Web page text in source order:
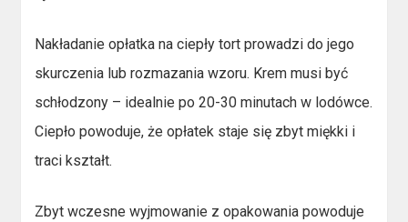
Nakładanie opłatka na ciepły tort prowadzi do jego
skurczenia lub rozmazania wzoru. Krem musi być
schłodzony – idealnie po 20-30 minutach w lodówce.
Ciepło powoduje, że opłatek staje się zbyt miękki i
traci kształt.
Zbyt wczesne wyjmowanie z opakowania powoduje